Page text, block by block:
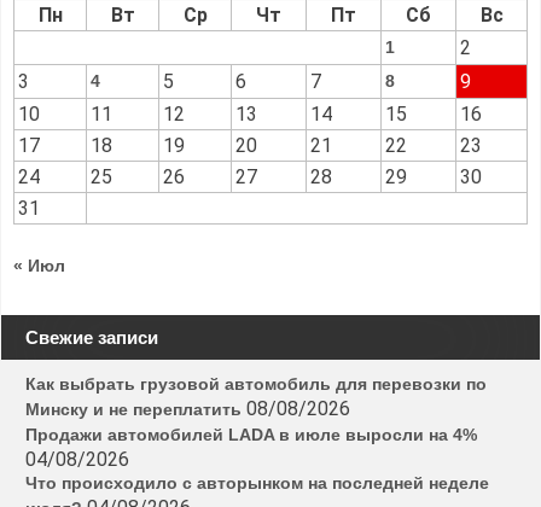
Пн
Вт Ср Чт Пт Сб Вс
1
2
3
4 5 6 7 8
9
10
11 12 13 14 15
16
17
18 19 20 21 22
23
24
25 26 27 28 29
30
31
« Июл
Свежие записи
Как выбрать грузовой автомобиль для перевозки по
Минску и не переплатить 08/08/2026
Продажи автомобилей LADA в июле выросли на 4%
04/08/2026
Что происходило с авторынком на последней неделе